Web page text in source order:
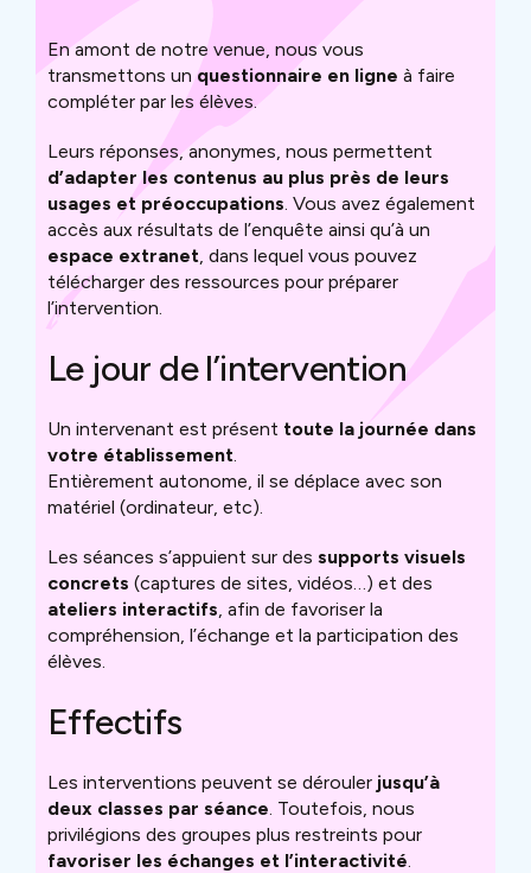
En amont de notre venue, nous vous
transmettons unquestionnaire en ligne à faire
compléter par les élèves.
Leurs réponses, anonymes, nous permettent
d’adapter les contenus au plus près de leurs
usages et préoccupations . Vous avez également
accès aux résultats de l’enquête ainsi qu’à un
espace extranet , dans lequel vous pouvez
télécharger des ressources pour préparer
l’intervention.
Le jour de l’intervention
Un intervenant est présent toute la journée dans
votre établissement
Entièrement autonome, il se déplace avec son
matériel (ordinateur, etc).
Les séances s’appuient sur des supports visuels
concrets (captures de sites, vidéos…) et des
ateliers interactifs , afin de favoriser la
compréhension, l’échange et la participation des
élèves.
Effectifs
Les interventions peuvent se dérouler jusqu’à
deux classes par séance . Toutefois, nous
privilégions des groupes plus restreints pour
favoriser les échanges et l’interactivité